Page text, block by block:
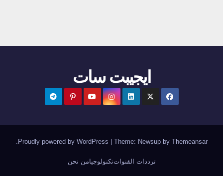
ايجيبت سات
Proudly powered by WordPress Theme: Newsupby Themeansar
.
ترددات القنواتتكنولوجيامن نحن